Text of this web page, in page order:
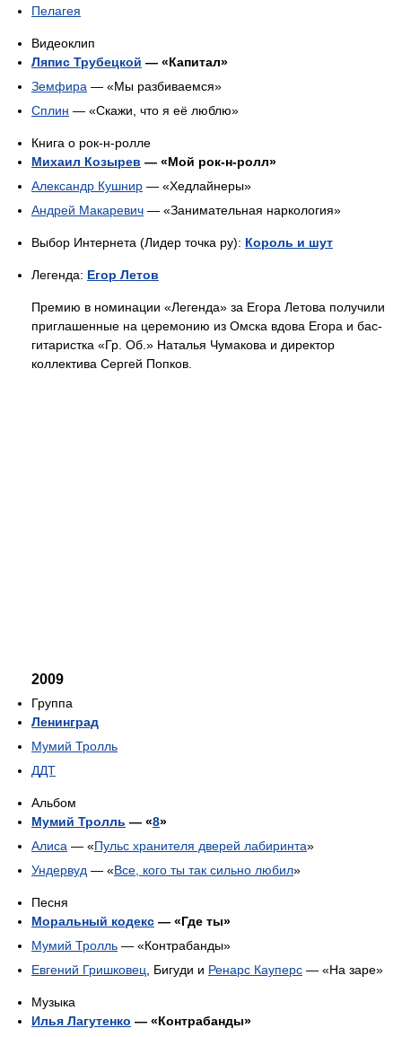
Пелагея
Видеоклип
Ляпис Трубецкой — «Капитал»
Земфира — «Мы разбиваемся»
Сплин — «Скажи, что я её люблю»
Книга о рок-н-ролле
Михаил Козырев — «Мой рок-н-ролл»
Александр Кушнир — «Хедлайнеры»
Андрей Макаревич — «Занимательная наркология»
Выбор Интернета (Лидер точка ру): Король и шут
Легенда: Егор Летов
Премию в номинации «Легенда» за Егора Летова получили
приглашенные на церемонию из Омска вдова Егора и бас-
гитаристка «Гр. Об.» Наталья Чумакова и директор
коллектива Сергей Попков.
2009
Группа
Ленинград
Мумий Тролль
ДДТ
Альбом
Мумий Тролль — «8»
Алиса — «Пульс хранителя дверей лабиринта»
Ундервуд — «Все, кого ты так сильно любил»
Песня
Моральный кодекс — «Где ты»
Мумий Тролль — «Контрабанды»
Евгений Гришковец , Бигуди и Ренарс Кауперс — «На заре»
Музыка
Илья Лагутенко — «Контрабанды»